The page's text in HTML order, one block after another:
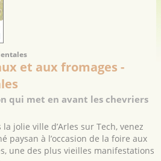
et aux fromages -
qui met en avant les chevriers
jolie ville d’Arles sur Tech, venez
paysan à l’occasion de la foire aux
une des plus vieilles manifestations